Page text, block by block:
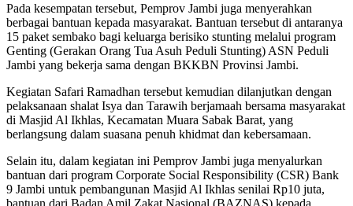
Pada kesempatan tersebut, Pemprov Jambi juga menyerahkan
berbagai bantuan kepada masyarakat. Bantuan tersebut di antaranya
15 paket sembako bagi keluarga berisiko stunting melalui program
Genting (Gerakan Orang Tua Asuh Peduli Stunting) ASN Peduli
Jambi yang bekerja sama dengan BKKBN Provinsi Jambi.
Kegiatan Safari Ramadhan tersebut kemudian dilanjutkan dengan
pelaksanaan shalat Isya dan Tarawih berjamaah bersama masyarakat
di Masjid Al Ikhlas, Kecamatan Muara Sabak Barat, yang
berlangsung dalam suasana penuh khidmat dan kebersamaan.
Selain itu, dalam kegiatan ini Pemprov Jambi juga menyalurkan
bantuan dari program Corporate Social Responsibility (CSR) Bank
9 Jambi untuk pembangunan Masjid Al Ikhlas senilai Rp10 juta,
bantuan dari Badan Amil Zakat Nasional (BAZNAS) kepada